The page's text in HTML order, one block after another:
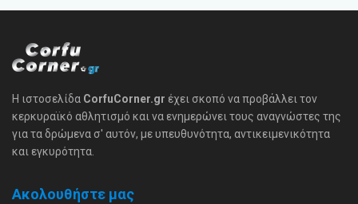
Η ιστοσελίδα CorfuCorner.gr έχει σκοπό να προβάλλει τον
κερκυραϊκό αθλητισμό και να ενημερώνει τους αναγνώστες της
για τα δρώμενα σ' αυτόν, με υπευθυνότητα, αντικειμενικότητα
και εγκυρότητα.
Ακολουθήστε μας